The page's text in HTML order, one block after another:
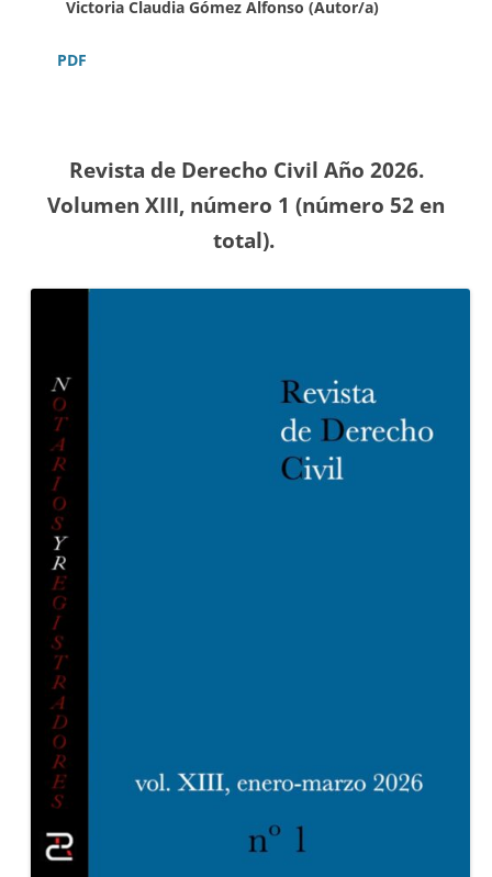
Victoria Claudia Gómez Alfonso (Autor/a)
PDF
Revista de Derecho Civil Año 2026.
Volumen XIII, número 1 (número 52 en
total).